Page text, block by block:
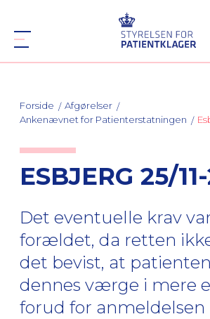
Forside
Afgørelser
Ankenævnet for Patienterstatningen
ESBJERG 25/
Det eventuelle krav
forældet, da retten
det bevist, at
dennes værge i mere
forud for anmeldelsen